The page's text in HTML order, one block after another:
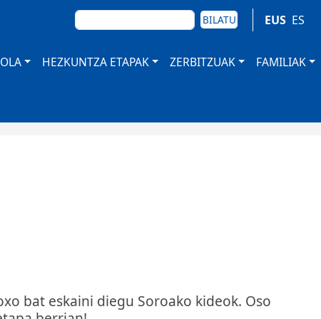
BILATU BILATU EUS ES
HEZKUNTZA ETAPAK ZERBITZUAK FAMILIAK
bat eskaini diegu Soroako kideok. Oso